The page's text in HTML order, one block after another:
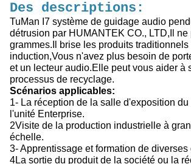
Des descriptions:
TuMan I7 système de guidage audio
détrusion par HUMANTEK CO., LTD,Il ne
grammes.Il brise les produits traditionnels
induction,Vous n'avez plus besoin de
et un lecteur audio.Elle peut vous aider à
processus de recyclage.
Scénarios applicables:
1- La réception de la salle d'exposition du
l'unité Enterprise.
2Visite de la production industrielle à
échelle.
3- Apprentissage et formation de
4La sortie du produit de la société ou la